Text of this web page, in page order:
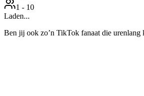
1 - 10
Laden...
Ben jij ook zo’n TikTok fanaat die urenlang